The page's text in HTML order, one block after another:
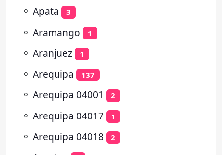
⚬ Apata 3
⚬ Aramango 1
⚬ Aranjuez 1
⚬ Arequipa 137
⚬ Arequipa 04001 2
⚬ Arequipa 04017 1
⚬ Arequipa 04018 2